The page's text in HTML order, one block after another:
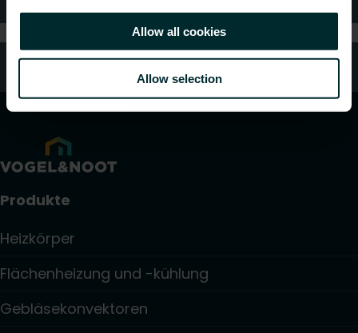
Allow all cookies
Allow selection
Kundendienst
Produkte
Heizkörper
Flächenheizung und -kühlung
Gebläsekonvektoren